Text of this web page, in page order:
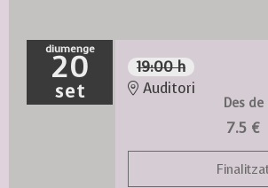
diumenge
20
set
19:00 h
Auditori
Des de
7.5 €